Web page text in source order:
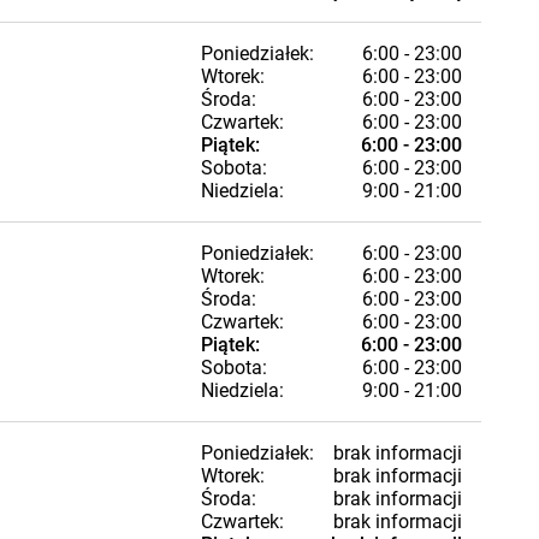
Poniedziałek:
6:00 - 23:00
Wtorek:
6:00 - 23:00
Środa:
6:00 - 23:00
Czwartek:
6:00 - 23:00
Piątek:
6:00 - 23:00
Sobota:
6:00 - 23:00
Niedziela:
9:00 - 21:00
Poniedziałek:
6:00 - 23:00
Wtorek:
6:00 - 23:00
Środa:
6:00 - 23:00
Czwartek:
6:00 - 23:00
Piątek:
6:00 - 23:00
Sobota:
6:00 - 23:00
Niedziela:
9:00 - 21:00
Poniedziałek:
brak informacji
Wtorek:
brak informacji
Środa:
brak informacji
Czwartek:
brak informacji